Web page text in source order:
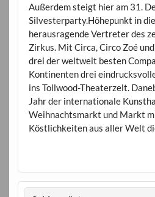
Außerdem steigt hier am 31.
Silvesterparty.Höhepunkt in
herausragende Vertreter des
Zirkus. Mit Circa, Circo Zoé
drei der weltweit besten
Kontinenten drei
ins Tollwood-Theaterzelt.
Jahr der internationale
Weihnachtsmarkt und Markt
Köstlichkeiten aus aller Welt